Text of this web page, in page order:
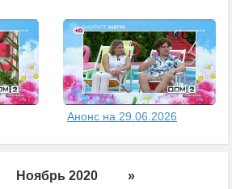
Анонс на 29.06.2026
Ноябрь 2020
»